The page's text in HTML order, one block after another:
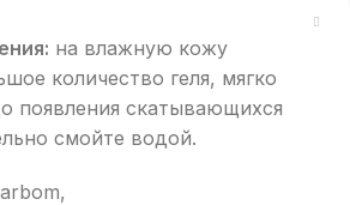
на влажную кожу
количество геля, мягко
появления скатывающихся
смойте водой.